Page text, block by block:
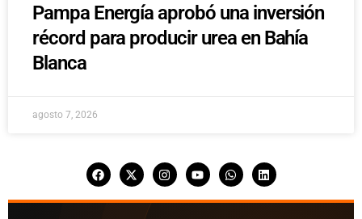
Pampa Energía aprobó una inversión
récord para producir urea en Bahía
Blanca
agosto 7, 2026